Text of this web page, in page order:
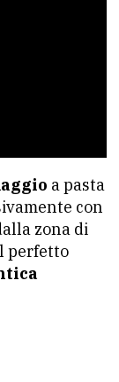
a pasta
con
zona di
perfetto